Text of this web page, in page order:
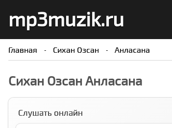
mp3muzik.ru
Главная Cихан Озcан Анласана
Cихан Озcан Анласана
Слушать онлайн